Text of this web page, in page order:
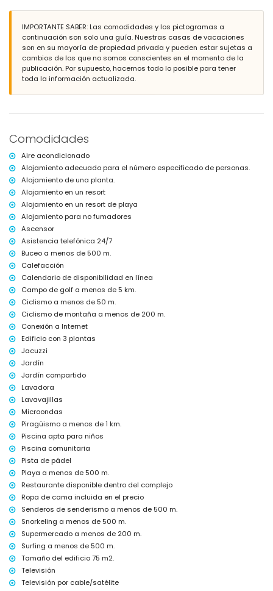
parcela cerrada
piscina comunitaria
piscina para niños
jardín con grava y muebles de jardín con tumbonas
jardín comunitario con césped y árboles
parque infantil
terraza cubierta
ducha exterior
área de estar exterior y área de comedor exterior
pueblo más cercano: San Juan de los Terreros (a menos de 1000
costa o ribera más cercana a menos de 500 metros del apartamento
playa más cercana a menos de 500 metros del apartamento
puerto más cercano: Villaricos (a menos de 10 kilómetros del
apartamento)
aeropuerto más cercano: Almería/Murcia (a menos de 100 kilómetros
del apartamento)
segundo aeropuerto más cercano: Alicante (> 100 kilómetros)
transporte público cercano: autobús a menos de 100 metros y tren a
menos de 15 kilómetros
no se permite fumar
no se permiten mascotas
El edificio donde se encuentra el alojamiento cuenta con ascensor.
El alojamiento es muy adecuado para familias con niños, sesiones
fotográficas y sesiones de yoga.
Servicios e instalaciones privadas incluidos en el precio del
alquiler
internet (WiFi)
aspiradora, plancha y tabla de planchar
ropa de cama y toallas
calefacción por aire
Servicios e instalaciones comunitarias incluidos en el precio del
alquiler
jacuzzi exterior
Servicios e instalaciones privadas con cargo adicional
servicio de transporte al aeropuerto
Servicios / instalaciones comunitarias con cargo adicional
zona de fitness, pista de tenis y pista de pádel
Entretenimiento y actividades de ocio para sus vacaciones en San
Juan de los Terreros, Andalucía
bar (a menos de 500 metros de la casa)
paseo marítimo (a menos de 1000 metros de la casa)
parque acuático (Agua Vera) (a menos de 10 kilómetros de la casa)
Lugares de interés y cultura en San Juan de los Terreros,
Andalucía
IMPORTANTE SABER: Las comodidades y los pictogramas a
continuación son solo una guía. Nuestras casas de vacaciones
son en su mayoría de propiedad privada y pueden estar sujetas a
cambios de los que no somos conscientes en el momento de la
publicación. Por supuesto, hacemos todo lo posible para tener
toda la información actualizada.
Comodidades
Aire acondicionado
Alojamiento adecuado para el número especificado de personas.
Alojamiento de una planta.
Alojamiento en un resort
Alojamiento en un resort de playa
Alojamiento para no fumadores
Ascensor
Asistencia telefónica 24/7
Buceo a menos de 500 m.
Calefacción
Calendario de disponibilidad en línea
Campo de golf a menos de 5 km.
Ciclismo a menos de 50 m.
Ciclismo de montaña a menos de 200 m.
Conexión a Internet
Edificio con 3 plantas
Jacuzzi
Jardín
Jardín compartido
Lavadora
Lavavajillas
Microondas
Piragüismo a menos de 1 km.
Piscina apta para niños
Piscina comunitaria
Pista de pádel
Playa a menos de 500 m.
Restaurante disponible dentro del complejo
Ropa de cama incluida en el precio
Senderos de senderismo a menos de 500 m.
Snorkeling a menos de 500 m.
Supermercado a menos de 200 m.
Surfing a menos de 500 m.
Tamaño del edificio 75 m2.
Televisión
Televisión por cable/satélite